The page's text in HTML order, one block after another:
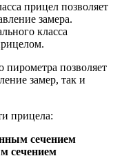
прицел позволяет
замера.
класса
пирометра позволяет
замер, так и
прицела:
сечением
сечением